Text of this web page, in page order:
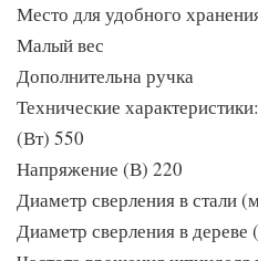
Место для удобного
Малый вес
Дополнительна ручка
Технические
(Вт) 550
Напряжение (В) 220
Диаметр сверления в стали
Диаметр сверления в